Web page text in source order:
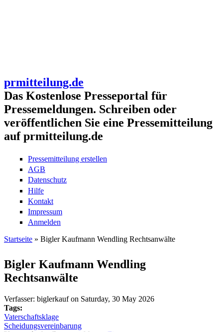
prmitteilung.de
Das Kostenlose Presseportal für
Pressemeldungen. Schreiben oder
veröffentlichen Sie eine Pressemitteilung
auf prmitteilung.de
Pressemitteilung erstellen
AGB
Datenschutz
Hilfe
Kontakt
Impressum
Anmelden
Startseite » Bigler Kaufmann Wendling Rechtsanwälte
Bigler Kaufmann Wendling
Rechtsanwälte
Verfasser: biglerkaufon Saturday, 30 May 2026
Tags:
Vaterschaftsklage
Scheidungsvereinbarung